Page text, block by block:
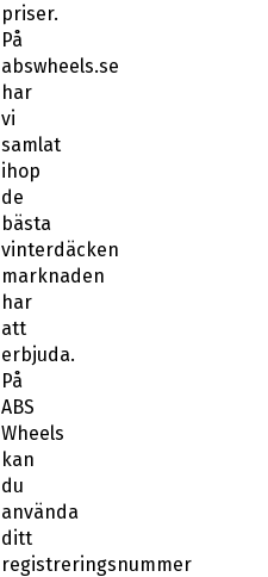
priser.
På
abswheels.se
har
vi
samlat
ihop
de
bästa
vinterdäcken
marknaden
har
att
erbjuda.
På
ABS
Wheels
kan
du
använda
ditt
registreringsnummer